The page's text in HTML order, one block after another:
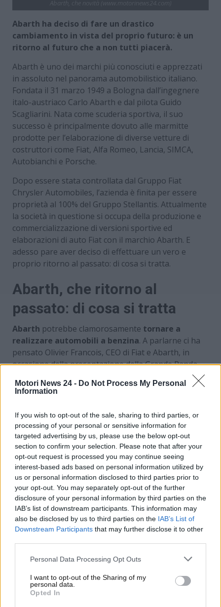
Motori News 24 - Do Not Process My Personal
Information
If you wish to opt-out of the sale, sharing to third parties, or
processing of your personal or sensitive information for
targeted advertising by us, please use the below opt-out
section to confirm your selection. Please note that after your
opt-out request is processed you may continue seeing
interest-based ads based on personal information utilized by
us or personal information disclosed to third parties prior to
your opt-out. You may separately opt-out of the further
disclosure of your personal information by third parties on the
IAB’s list of downstream participants. This information may
also be disclosed by us to third parties on the IAB’s List of
Downstream Participants that may further disclose it to other
Personal Data Processing Opt Outs
I want to opt-out of the Sharing of my
personal data.
Opted In
Abarth ha deciso di fare un drastico
cambiamento in vista del proprio futuro: è un
ritorno al futuro che a non tutti piacerà.
Abarth è uno dei marchi più conosciuti e apprezzati
in assoluto nel panorama automobilistico italiano.
Fondata il 31 marzo 1949 a Bologna dall’ingegnere
italo-austriaco Carlo Abarth e dal pilota Guido
Scagliarini. Nata come scuderia sportiva, il suo
successo è principalmente dovuto alle marmitte
prodotte per l’elaborazione di diverse vetture di
costruttori come Fiat, Alfa Romeo, Lancia, SIMCA,
Autobianchi e Porsche.
Dopo essere stata controllata dal Gruppo Fiat
Chrysler Automobiles, l’azienda è finita per essere
proprietà al 100% del Gruppo Stellantis. Attualmente
la società in questione si occupa della produzione e
commercializzazione di versioni sportive ed
elaborazioni di auto Fiat con il marchio Abarth. E
adesso pare aver deciso di effettuare un vero e
proprio ritorno al passato: di cosa si tratta.
Abarth, che ritorno al
passato: di cosa si tratta
Abarth potrebbe clamorosamente tornare a
realizzare automobili a benzina. A parlarne ci ha
pensato Olivier Francois, CEO di Fiat e Abarth, in
occasione della presentazione della Grande Panda
futuro dell’Abarth, infatti, ha ammesso che anche un
fortemente in considerazione. Non si tratta di una
decisione definitiva, è bene precisarlo, tuttavia è
proprio quello che potrebbe avvenire. Questa
potrebbe essere una risposta legata alle vendite
tutt’altro che eccezionali delle macchine elettriche in
questo momento, soprattutto se consideriamo il
difficile 2024 avuto da colossi come Stellantis.